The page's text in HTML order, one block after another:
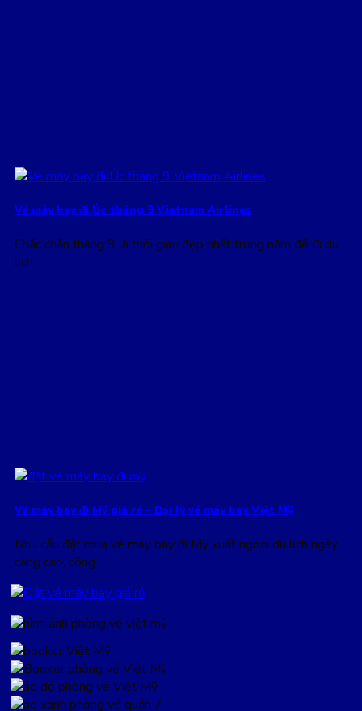
Vé máy bay đi Úc tháng 9 Vietnam Airlines
Chắc chắn tháng 9 là thời gian đẹp nhất trong năm để đi du
lịch
Vé máy bay đi Mỹ giá rẻ – Đại lý vé máy bay Việt Mỹ
Nhu cầu đặt mua vé máy bay đi Mỹ xuất ngoại du lịch ngày
càng cao, công